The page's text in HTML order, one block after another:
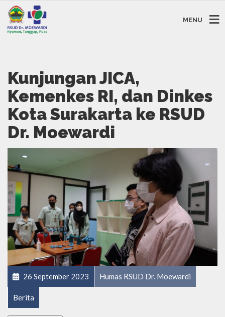
MENU
Kunjungan JICA,
Kemenkes RI, dan Dinkes
Kota Surakarta ke RSUD
Dr. Moewardi
26 September 2023 Humas RSUD Dr. Moewardi
Berita